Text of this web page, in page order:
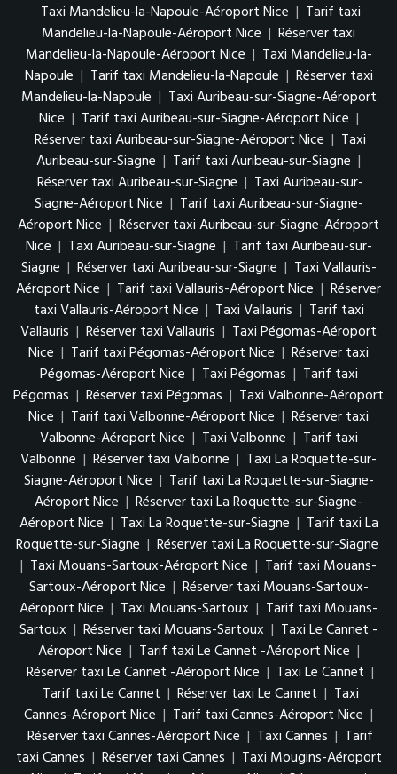
Taxi Mandelieu-la-Napoule-Aéroport Nice | Tarif taxi
Mandelieu-la-Napoule-Aéroport Nice | Réserver taxi
Mandelieu-la-Napoule-Aéroport Nice | Taxi Mandelieu-la-
Napoule | Tarif taxi Mandelieu-la-Napoule | Réserver taxi
Mandelieu-la-Napoule | Taxi Auribeau-sur-Siagne-Aéroport
Nice | Tarif taxi Auribeau-sur-Siagne-Aéroport Nice |
Réserver taxi Auribeau-sur-Siagne-Aéroport Nice | Taxi
Auribeau-sur-Siagne | Tarif taxi Auribeau-sur-Siagne |
Réserver taxi Auribeau-sur-Siagne | Taxi Auribeau-sur-
Siagne-Aéroport Nice | Tarif taxi Auribeau-sur-Siagne-
Aéroport Nice | Réserver taxi Auribeau-sur-Siagne-Aéroport
Nice | Taxi Auribeau-sur-Siagne | Tarif taxi Auribeau-sur-
Siagne | Réserver taxi Auribeau-sur-Siagne | Taxi Vallauris-
Aéroport Nice | Tarif taxi Vallauris-Aéroport Nice | Réserver
taxi Vallauris-Aéroport Nice | Taxi Vallauris | Tarif taxi
Vallauris | Réserver taxi Vallauris | Taxi Pégomas-Aéroport
Nice | Tarif taxi Pégomas-Aéroport Nice | Réserver taxi
Pégomas-Aéroport Nice | Taxi Pégomas | Tarif taxi
Pégomas | Réserver taxi Pégomas | Taxi Valbonne-Aéroport
Nice | Tarif taxi Valbonne-Aéroport Nice | Réserver taxi
Valbonne-Aéroport Nice | Taxi Valbonne | Tarif taxi
Valbonne | Réserver taxi Valbonne | Taxi La Roquette-sur-
Siagne-Aéroport Nice | Tarif taxi La Roquette-sur-Siagne-
Aéroport Nice | Réserver taxi La Roquette-sur-Siagne-
Aéroport Nice | Taxi La Roquette-sur-Siagne | Tarif taxi La
Roquette-sur-Siagne | Réserver taxi La Roquette-sur-Siagne
| Taxi Mouans-Sartoux-Aéroport Nice | Tarif taxi Mouans-
Sartoux-Aéroport Nice | Réserver taxi Mouans-Sartoux-
Aéroport Nice | Taxi Mouans-Sartoux | Tarif taxi Mouans-
Sartoux | Réserver taxi Mouans-Sartoux | Taxi Le Cannet -
Aéroport Nice | Tarif taxi Le Cannet -Aéroport Nice |
Réserver taxi Le Cannet -Aéroport Nice | Taxi Le Cannet |
Tarif taxi Le Cannet | Réserver taxi Le Cannet | Taxi
Cannes-Aéroport Nice | Tarif taxi Cannes-Aéroport Nice |
Réserver taxi Cannes-Aéroport Nice | Taxi Cannes | Tarif
taxi Cannes | Réserver taxi Cannes | Taxi Mougins-Aéroport